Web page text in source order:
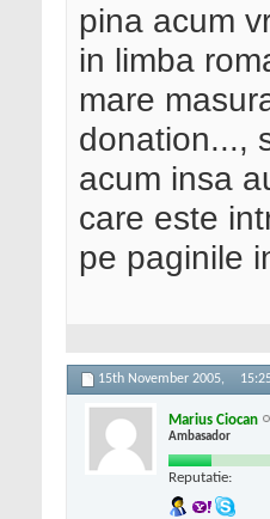
pina acum
in limba
mare
donation...,
acum insa
care este
pe paginile
15th November 2005,
Marius Ciocan
Ambasador
Reputatie: